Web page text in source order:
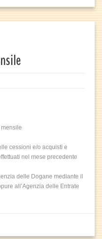
cessioni e/o acquisti e
nel mese precedente
delle Dogane mediante il
all’Agenzia delle Entrate